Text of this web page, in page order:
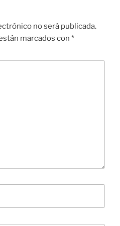
no será publicada.
marcados con *